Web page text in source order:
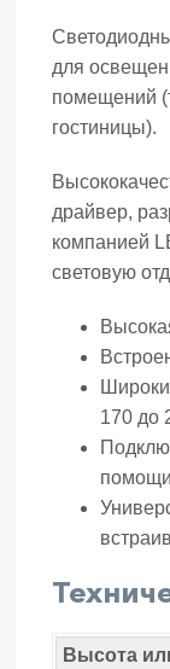
для
помещений
гостиницы).
драйвер,
компанией
световую
170 до
помощи
Высота